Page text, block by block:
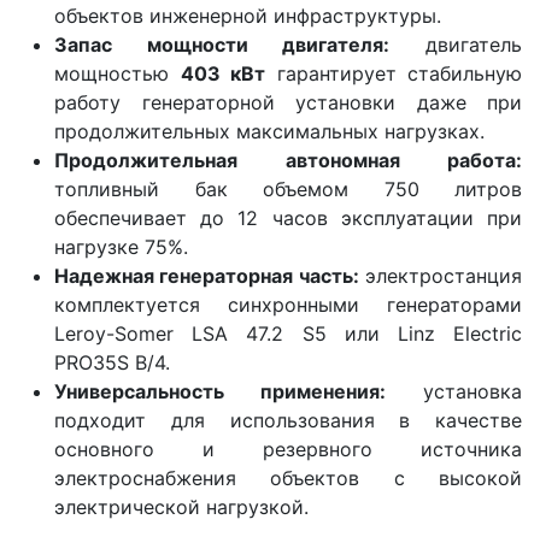
объектов инженерной инфраструктуры.
Запас мощности двигателя: двигатель
мощностью 403 кВт гарантирует стабильную
работу генераторной установки даже при
продолжительных максимальных нагрузках.
Продолжительная автономная работа:
топливный бак объемом 750 литров
обеспечивает до 12 часов эксплуатации при
нагрузке 75%.
Надежная генераторная часть: электростанция
комплектуется синхронными генераторами
Leroy-Somer LSA 47.2 S5 или Linz Electric
PRO35S B/4.
Универсальность применения: установка
подходит для использования в качестве
основного и резервного источника
электроснабжения объектов с высокой
электрической нагрузкой.